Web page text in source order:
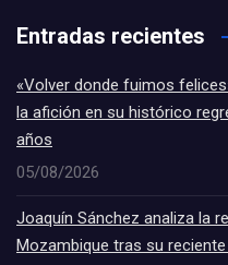
Entradas recientes
«Volver donde fuimos
la afición en su histórico
años
05/08/2026
Joaquín Sánchez analiza la
Mozambique tras su